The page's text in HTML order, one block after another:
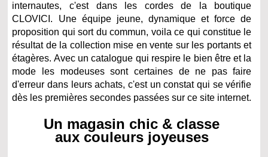
internautes, c'est dans les cordes de la boutique
CLOVICI. Une équipe jeune, dynamique et force de
proposition qui sort du commun, voila ce qui constitue le
résultat de la collection mise en vente sur les portants et
étagères. Avec un catalogue qui respire le bien être et la
mode les modeuses sont certaines de ne pas faire
d'erreur dans leurs achats, c'est un constat qui se vérifie
dès les premières secondes passées sur ce site internet.
Un magasin chic & classe
aux couleurs joyeuses